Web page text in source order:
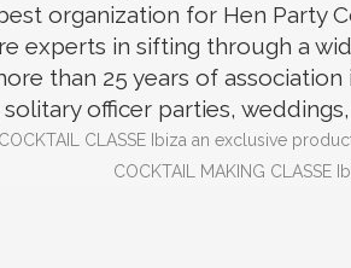
organization for Hen Party
experts in sifting through a
than 25 years of association
officer parties,
COCKTAIL CLASSE Ibiza an exclusive
COCKTAIL
MAKING CLASSE